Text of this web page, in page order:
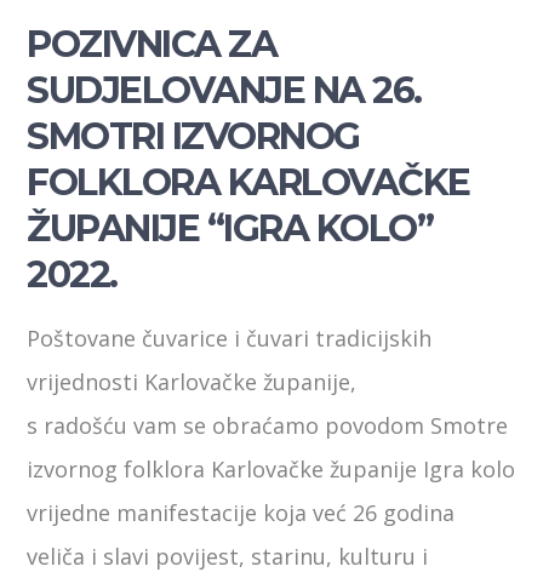
POZIVNICA ZA
SUDJELOVANJE NA 26.
SMOTRI IZVORNOG
FOLKLORA KARLOVAČKE
ŽUPANIJE “IGRA KOLO”
2022.
Poštovane čuvarice i čuvari tradicijskih
vrijednosti Karlovačke županije,
s radošću vam se obraćamo povodom Smotre
izvornog folklora Karlovačke županije Igra kolo
vrijedne manifestacije koja već 26 godina
veliča i slavi povijest, starinu, kulturu i